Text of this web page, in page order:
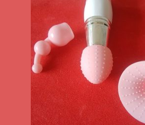
Pêndulos de Metal
Pêndulos de cristal
Cristais Lemurianos
Cristais Moldavita